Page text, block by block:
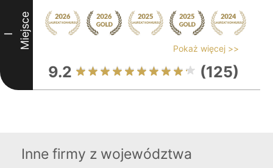
I Miejsce Pokaż więcej >>
9.2 (125)
Inne firmy z województwa